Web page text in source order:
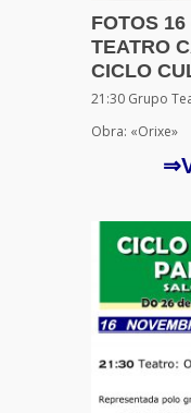
FOTOS
TEATRO
CICLO
21:30 Grupo
Obra: «Orixe»